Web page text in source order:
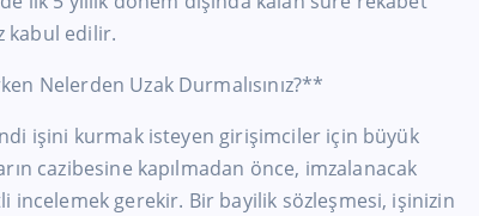
kabul edilir.
Nelerden Uzak Durmalısınız?**
işini kurmak isteyen girişimciler için büyük
cazibesine kapılmadan önce, imzalanacak
incelemek gerekir. Bir bayilik sözleşmesi, işinizin